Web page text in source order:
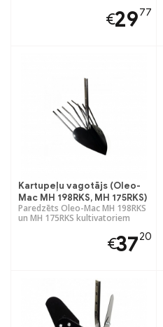
€2977
Kartupeļu vagotājs (Oleo-
Mac MH 198RKS, MH 175RKS)
Paredzēts Oleo-Mac MH 198RKS
un MH 175RKS kultivatoriem
€3720